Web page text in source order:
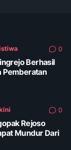
0
Berhasil
Pemberatan
0
Rejoso
Mundur Dari